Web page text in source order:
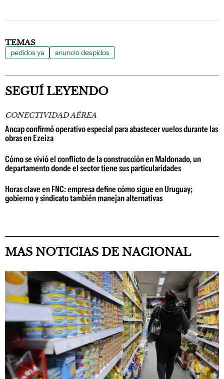
TEMAS
pedidos ya anuncio despidos
SEGUÍ LEYENDO
CONECTIVIDAD AÉREA
Ancap confirmó operativo especial para abastecer vuelos durante las
obras en Ezeiza
Cómo se vivió el conflicto de la construcción en Maldonado, un
departamento donde el sector tiene sus particularidades
Horas clave en FNC: empresa define cómo sigue en Uruguay;
gobierno y sindicato también manejan alternativas
MAS NOTICIAS DE NACIONAL